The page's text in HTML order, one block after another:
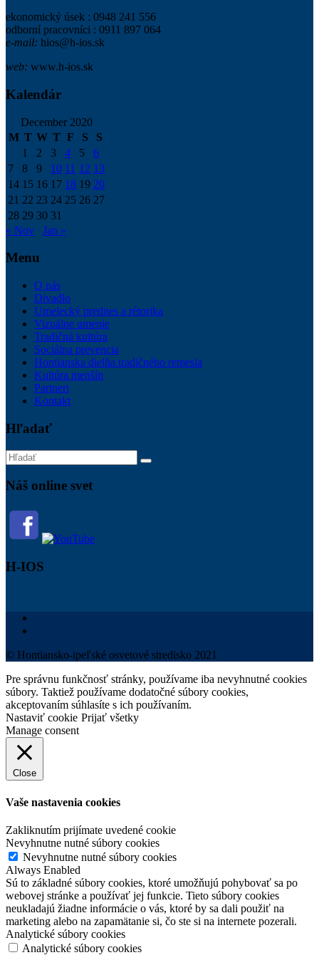
ekonomický úsek : 0948 241 556
odborní pracovníci : 0911 897 064
e-mail: hios@h-ios.sk
web: www.h-ios.sk
Kalendár
December 2020
M T W T F S
S
1
2 3 4 5
6
7
8 9 10 11 12 13
14 15 16 17 18 19 20
21 22 23 24 25 26 27
28 29 30 31
« Nov
Jan »
Menu
O nás
Divadlo
Umelecký prednes a rétorika
Vizuálne umenie
Tradičná kultúra
Sociálna prevencia
Hontianska dielňa tradičného remesla
Kultúra menšín
Partneri
Kontakt
Hľadať
Náš online svet
H-IOS
© Hontiansko-ipeľské osvetové stredisko 2021
Pre správnu funkčnosť stránky, používame iba nevyhnutné cookies
súbory. Taktiež používame dodatočné súbory cookies,
akceptovaním súhlasíte s ich používaním.
Nastaviť cookie Prijať všetky
Manage consent
Close
Vaše nastavenia cookies
Zakliknutím prijímate uvedené cookie
Nevyhnutne nutné súbory cookies
Nevyhnutne nutné súbory cookies
Always Enabled
Sú to základné súbory cookies, ktoré umožňujú pohybovať sa po
webovej stránke a používať jej funkcie. Tieto súbory cookies
neukladajú žiadne informácie o vás, ktoré by sa dali použiť na
marketing alebo na zapamätanie si, čo ste si na internete pozerali.
Analytické súbory cookies
Analytické súbory cookies